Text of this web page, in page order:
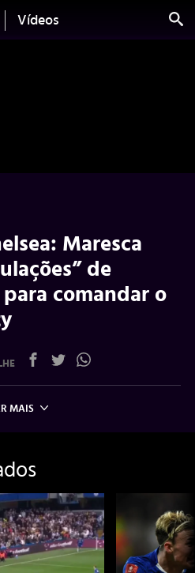
Vídeos
Maresca
de
comandar o
MAIS